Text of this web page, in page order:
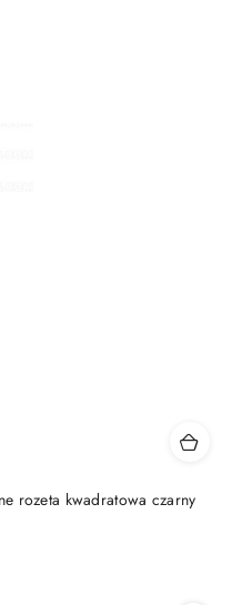
rozeta kwadratowa czarny